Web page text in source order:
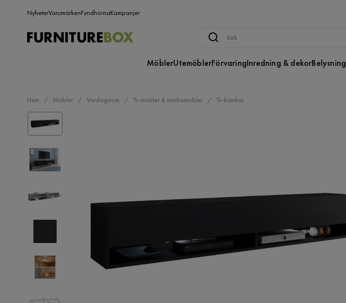
NyheterVarumärkenFyndhörnaKampanjer
MöblerUtemöblerFörvaringInredning & dekorBelysning
Hem Möbler Vardagsrum Tv-möbler & mediamöbler Tv-bänkar